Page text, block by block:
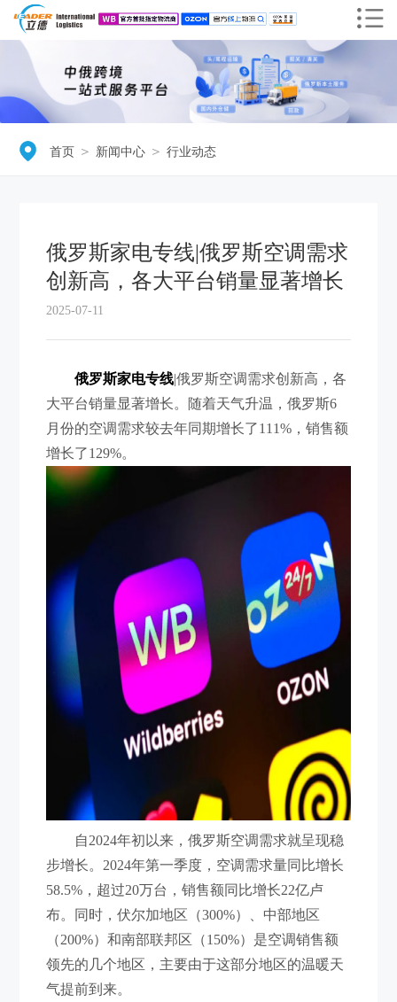
首页 ＞ 新闻中心 ＞ 行业动态
俄罗斯家电专线|俄罗斯空调需求
创新高，各大平台销量显著增长
2025-07-11
俄罗斯家电专线|俄罗斯空调需求创新高，各
大平台销量显著增长。随着天气升温，俄罗斯6
月份的空调需求较去年同期增长了111%，销售额
增长了129%。
自2024年初以来，俄罗斯空调需求就呈现稳
步增长。2024年第一季度，空调需求量同比增长
58.5%，超过20万台，销售额同比增长22亿卢
布。同时，伏尔加地区（300%）、中部地区
（200%）和南部联邦区（150%）是空调销售额
领先的几个地区，主要由于这部分地区的温暖天
气提前到来。